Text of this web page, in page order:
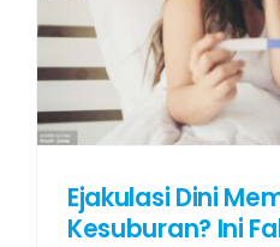
Ejakulasi Dini
Kesuburan? Ini